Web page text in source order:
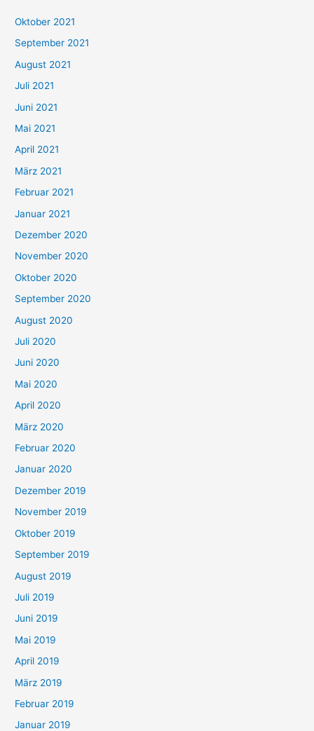
n
n
a
c
h
:
Oktober 2021
September 2021
August 2021
Juli 2021
Juni 2021
Mai 2021
April 2021
März 2021
Februar 2021
Januar 2021
Dezember 2020
November 2020
Oktober 2020
September 2020
August 2020
Juli 2020
Juni 2020
Mai 2020
April 2020
März 2020
Februar 2020
Januar 2020
Dezember 2019
November 2019
Oktober 2019
September 2019
August 2019
Juli 2019
Juni 2019
Mai 2019
April 2019
März 2019
Februar 2019
Januar 2019